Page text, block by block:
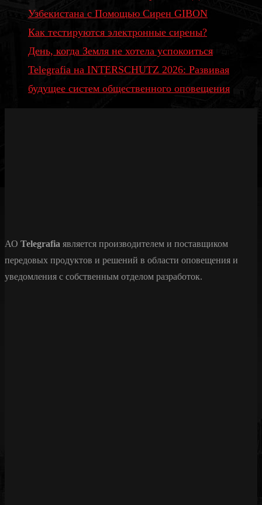
Узбекистана с Помощью Сирен GIBON
Как тестируются электронные сирены?
День, когда Земля не хотела успокоиться
Telegrafia на INTERSCHUTZ 2026: Развивая
будущее систем общественного оповещения
АО Telegrafia является производителем и поставщиком
передовых продуктов и решений в области оповещения и
уведомления с собственным отделом разработок.